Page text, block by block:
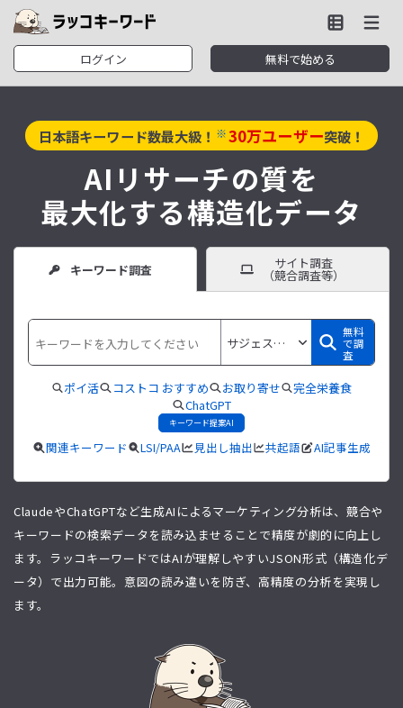
ログイン 無料で始める
日本語キーワード数最大級！ ※30万ユーザー突破！
AIリサーチの質を
最大化する構造化データ
キーワード調査 サイト調査
（競合調査等）
無料
で調
査
ポイ活 コストコ おすすめ お取り寄せ
完全栄養食
ChatGPT
キーワード提案AI
関連キーワード LSI/PAA 見出し抽出 共起語 AI記事生成
ClaudeやChatGPTなど生成AIによるマーケティング分析は、競合や
キーワードの検索データを読み込ませることで精度が劇的に向上し
ます。ラッコキーワードではAIが理解しやすいJSON形式（構造化デ
ータ）で出力可能。意図の読み違いを防ぎ、高精度の分析を実現し
ます。